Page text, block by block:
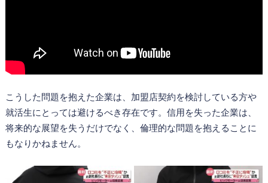
こうした問題を抱えた企業は、加盟店契約を検討している方や
就活生にとっては避けるべき存在です。信用を失った企業は、
将来的な展望を失うだけでなく、倫理的な問題を抱えることに
もなりかねません。